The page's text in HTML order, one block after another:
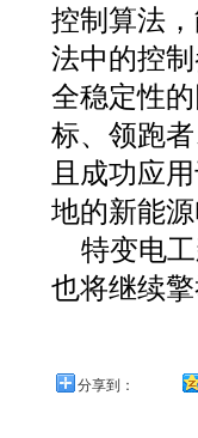
控制算法
法中的控
全稳定性
标、领跑
且成功应
地的新能
特变电
也将继续
分享到：